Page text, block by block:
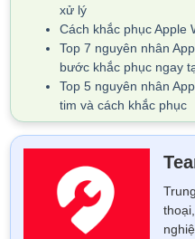
xử lý
Cách khắc phục Apple
Top 7 nguyên nhân
bước khắc phục ngay
Top 5 nguyên nhân
tim và cách khắc phục